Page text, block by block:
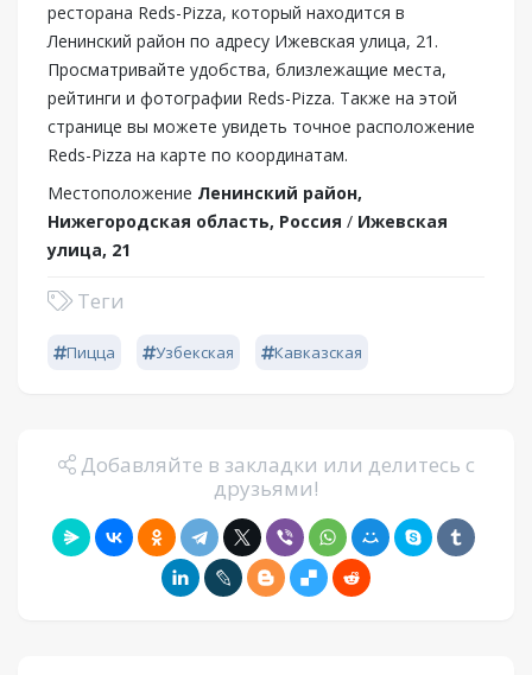
ресторана Reds-Pizza, который находится в
Ленинский район по адресу Ижевская улица, 21.
Просматривайте удобства, близлежащие места,
рейтинги и фотографии Reds-Pizza. Также на этой
странице вы можете увидеть точное расположение
Reds-Pizza на карте по координатам.
Местоположение Ленинский район,
Нижегородская область, Россия / Ижевская
улица, 21
Теги
Пицца Узбекская Кавказская
Добавляйте в закладки или делитесь с
друзьями!